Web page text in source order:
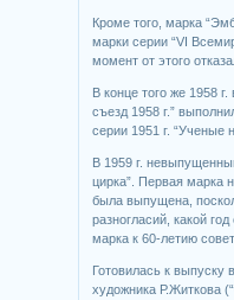
Кроме того, марка
марки серии “VI
момент от этого
В конце того же 1958
съезд 1958 г.”
серии 1951 г. “Ученые
В 1959 г.
цирка”. Первая марка
была выпущена,
разногласий, какой
марка к 60-летию
Готовилась к выпуску
художника Р.Житкова